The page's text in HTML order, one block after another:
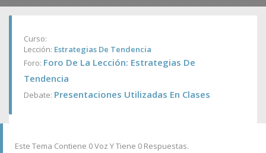
Curso:
Lección: Estrategias De Tendencia
Foro: Foro De La Lección: Estrategias De
Tendencia
Debate: Presentaciones Utilizadas En Clases
Este Tema Contiene 0 Voz Y Tiene 0 Respuestas.